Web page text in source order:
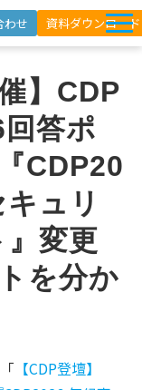
わせ 資料ダウンロード
】CDP
答ポ
CDP20
ュリ
変更
を分か
【CDP登壇】